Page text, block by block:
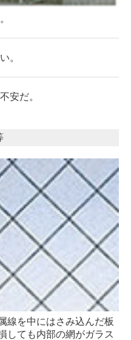
。
安だ。
線を中にはさみ込んだ板
しても内部の網がガラス